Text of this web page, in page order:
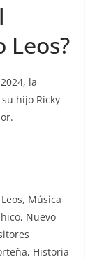
Leos?
la
hijo Ricky
Música
Nuevo
Historia